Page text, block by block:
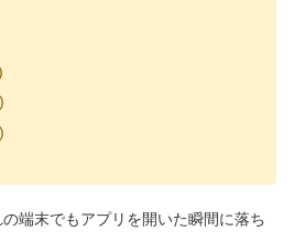
端末でもアプリを開いた瞬間に落ち